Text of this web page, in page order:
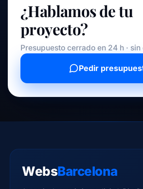
¿Hablamos de tu
proyecto?
Presupuesto cerrado en 24 h ·
Pedir
WebsBarcelona